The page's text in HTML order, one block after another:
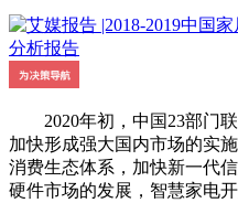
2020年初，中国23部门联
加快形成强大国内市场的实
消费生态体系，加快新一代
硬件市场的发展，智慧家电